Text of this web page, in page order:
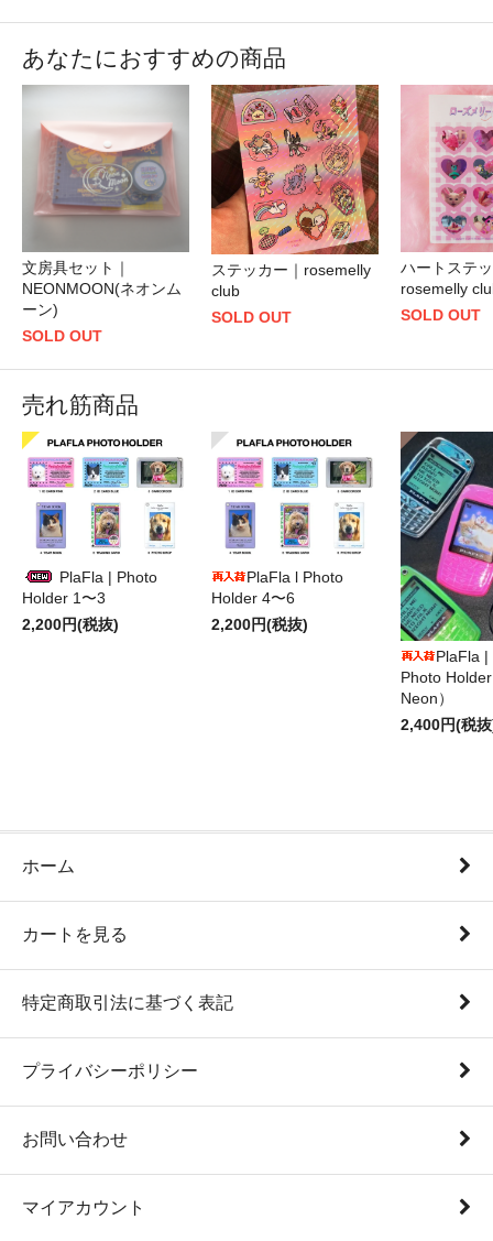
あなたにおすすめの商品
文房具セット｜
NEONMOON(ネオンム
ーン)
SOLD OUT
ステッカー｜rosemelly
club
SOLD OUT
ハートステ
rosemelly
SOLD OUT
売れ筋商品
PlaFla | Photo
Holder 1〜3
2,200円(税抜)
PlaFla l Photo
Holder 4〜6
2,200円(税抜)
PlaFla
Photo
Neon）
2,400円(税
ホーム
カートを見る
特定商取引法に基づく表記
プライバシーポリシー
お問い合わせ
マイアカウント